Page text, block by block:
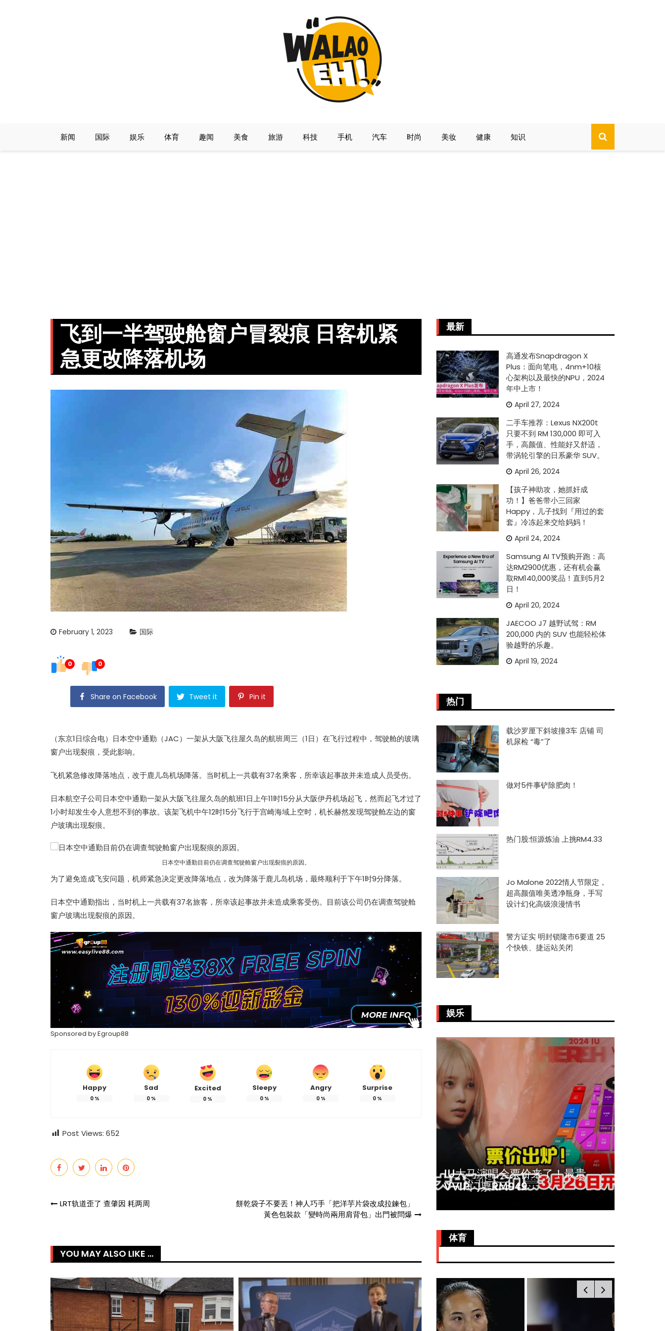
新闻 国际 娱乐 体育 趣闻 美食 旅游 科技 手机 汽车 时尚 美妆 健康 知识
飞到一半驾驶舱窗户冒裂痕 日客机紧
急更改降落机场
February 1, 2023 国际
0 0
Share on Facebook Tweet it Pin it
（东京1日综合电）日本空中通勤（JAC）一架从大阪飞往屋久岛的航班周三（1日）在飞行过程中，驾驶舱的玻璃
窗户出现裂痕，受此影响。
飞机紧急修改降落地点，改于鹿儿岛机场降落。当时机上一共载有37名乘客，所幸该起事故并未造成人员受伤。
日本航空子公司日本空中通勤一架从大阪飞往屋久岛的航班1日上午11时15分从大阪伊丹机场起飞，然而起飞才过了
1小时却发生令人意想不到的事故。该架飞机中午12时15分飞行于宫崎海域上空时，机长赫然发现驾驶舱左边的窗
户玻璃出现裂痕。
日本空中通勤目前仍在调查驾驶舱窗户出现裂痕的原因。
为了避免造成飞安问题，机师紧急决定更改降落地点，改为降落于鹿儿岛机场，最终顺利于下午1时9分降落。
日本空中通勤指出，当时机上一共载有37名旅客，所幸该起事故并未造成乘客受伤。目前该公司仍在调查驾驶舱
窗户玻璃出现裂痕的原因。
Sponsored byEgroup88
Happy
0%
Sad
0 %
Excited
0 %
Sleepy
0%
Angry
0%
Surprise
0 %
Post Views: 652
Post
LRT轨道歪了 查肇因 耗两周
餅乾袋子不要丟！神人巧手「把洋芋片袋改成拉鍊包」
黃色包裝款「變時尚兩用肩背包」出門被問爆
YOU MAY ALSO LIKE ...
最新
高通发布Snapdragon X
Plus：面向笔电，4nm+10核
心架构以及最快的NPU，2024
年中上市！
April 27, 2024
二手车推荐：Lexus NX200t
只要不到 RM 130,000 即可入
手，高颜值、性能好又舒适，
带涡轮引擎的日系豪华 SUV。
April 26, 2024
【孩子神助攻，她抓奸成
功！】爸爸带小三回家
Happy，儿子找到『用过的套
套』冷冻起来交给妈妈！
April 24, 2024
Samsung AI TV预购开跑：高
达RM2900优惠，还有机会赢
取RM140,000奖品！直到5月2
日！
April 20, 2024
JAECOO J7 越野试驾：RM
200,000 内的 SUV 也能轻松体
验越野的乐趣。
April 19, 2024
热门
载沙罗厘下斜坡撞3车 店铺 司
机尿检 “毒”了
做对5件事铲除肥肉！
热门股:恒源炼油 上挑RM4.33
Jo Malone 2022情人节限定，
超高颜值唯美透净瓶身，手写
设计幻化高级浪漫情书
警方证实 明封锁隆市6要道 25
个快铁、捷运站关闭
娱乐
电影《热辣滚烫》3
苏永康将邀歌迷上台合唱！赞大马
IU大马演唱会票价来了！最贵
周冬雨爆秀场耍大牌！拒与VIP合
影全程臭脸不配合
体育